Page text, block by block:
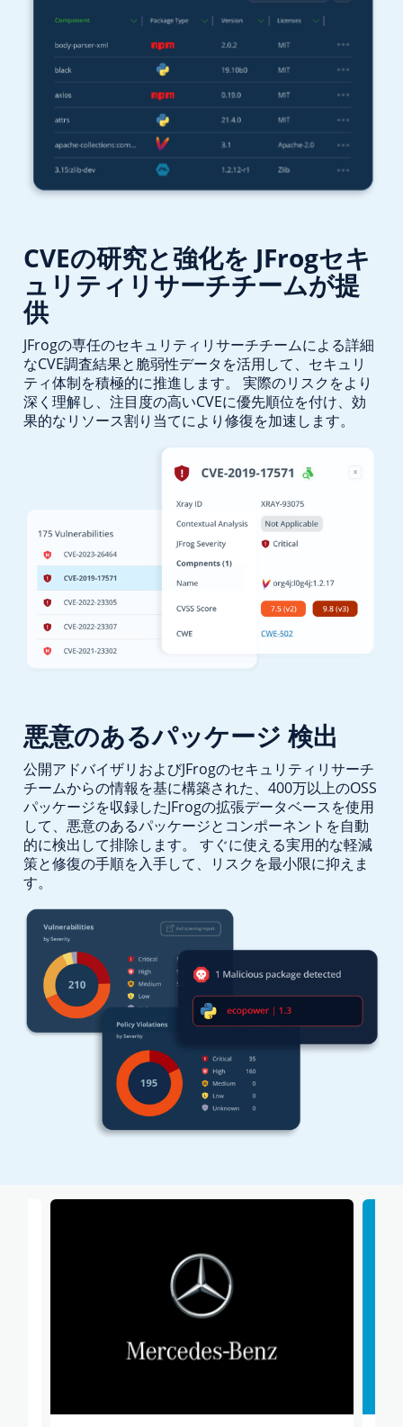
CVEの研究と強化を JFrogセキ
ュリティリサーチチームが提
供
JFrogの専任のセキュリティリサーチチームによる詳細
なCVE調査結果と脆弱性データを活用して、セキュリ
ティ体制を積極的に推進します。 実際のリスクをより
深く理解し、注目度の高いCVEに優先順位を付け、効
果的なリソース割り当てにより修復を加速します。
悪意のあるパッケージ検出
公開アドバイザリおよびJFrogのセキュリティリサーチ
チームからの情報を基に構築された、400万以上のOSS
パッケージを収録したJFrogの拡張データベースを使用
して、悪意のあるパッケージとコンポーネントを自動
的に検出して排除します。 すぐに使える実用的な軽減
策と修復の手順を入手して、リスクを最小限に抑えま
す。